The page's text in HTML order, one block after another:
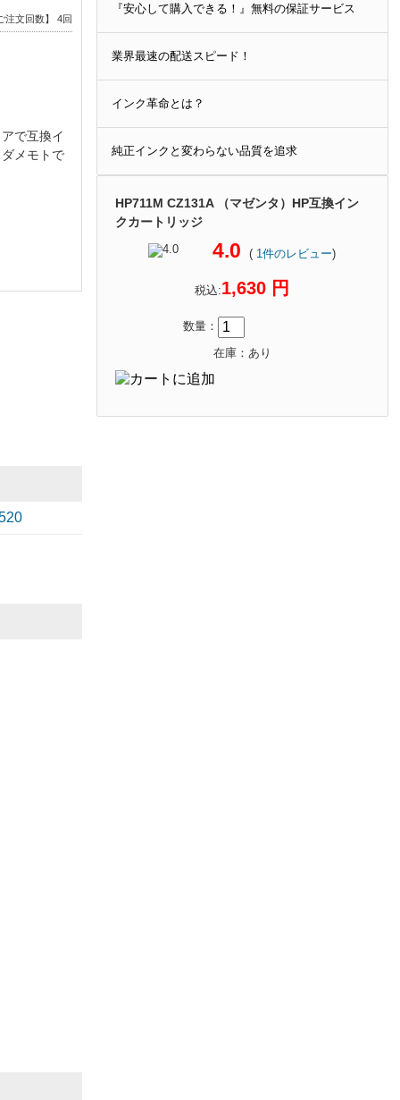
『安心して購入できる！』無料の保証サービス
業界最速の配送スピード！
インク革命とは？
純正インクと変わらない品質を追求
HP711M CZ131A （マゼンタ）HP互換イン
クカートリッジ
4.0 ( 1件のレビュー)
税込:1,630 円
数量：
在庫：あり
注文回数】 4回
で互換イ
メモトで